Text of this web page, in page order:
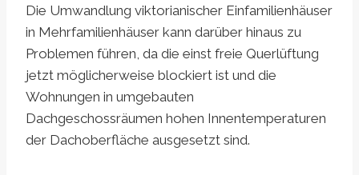
Die Umwandlung viktorianischer Einfamilienhäuser
in Mehrfamilienhäuser kann darüber hinaus zu
Problemen führen, da die einst freie Querlüftung
jetzt möglicherweise blockiert ist und die
Wohnungen in umgebauten
Dachgeschossräumen hohen Innentemperaturen
der Dachoberfläche ausgesetzt sind.